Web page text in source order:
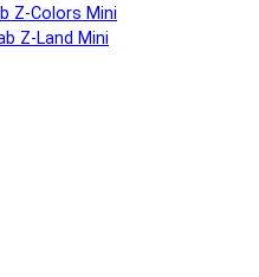
Z-Colors Mini
Z-Land Mini